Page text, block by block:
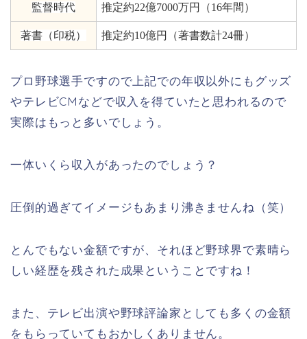
監督時代 推定約22億7000万円（16年間）
著書（印税） 推定約10億円（著書数計24冊）
プロ野球選手ですので上記での年収以外にもグッズ
やテレビCMなどで収入を得ていたと思われるので
実際はもっと多いでしょう。
一体いくら収入があったのでしょう？
圧倒的過ぎてイメージもあまり沸きませんね（笑）
とんでもない金額ですが、それほど野球界で素晴ら
しい経歴を残された成果ということですね！
また、テレビ出演や野球評論家としても多くの金額
をもらっていてもおかしくありません。